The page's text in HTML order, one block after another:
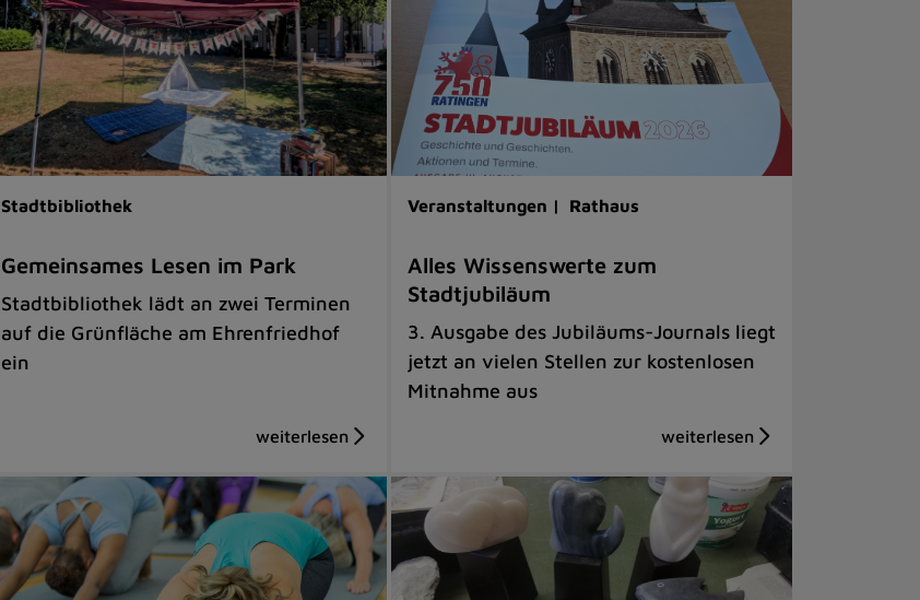
Stadtbibliothek
Gemeinsames Lesen im Park
Stadtbibliothek lädt an zwei Terminen
auf die Grünfläche am Ehrenfriedhof
ein
Veranstaltungen | Rathaus
Alles Wissenswerte zum
Stadtjubiläum
3. Ausgabe des Jubiläums-Journals liegt
jetzt an vielen Stellen zur kostenlosen
Mitnahme aus